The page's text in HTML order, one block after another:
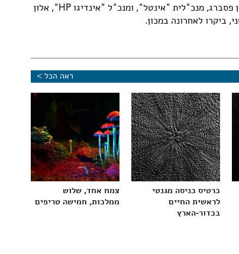
מקסין פסברג, מנכ"לית "אינטל", ומנכ"ל "אינדיגו HP", אלון
ביקרו לאחרונה במכון.
ראה הכל >
כרטיס כניסה מגנטי
לראשית החיים
בכדור-הארץ
צמח אחד, שלוש
ממלכות, חמישה טריפים